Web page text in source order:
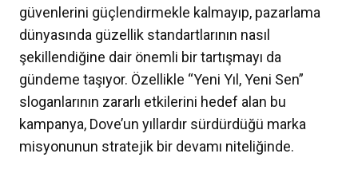
güvenlerini güçlendirmekle kalmayıp, pazarlama
dünyasında güzellik standartlarının nasıl
şekillendiğine dair önemli bir tartışmayı da
gündeme taşıyor. Özellikle “Yeni Yıl, Yeni Sen”
sloganlarının zararlı etkilerini hedef alan bu
kampanya, Dove’un yıllardır sürdürdüğü marka
misyonunun stratejik bir devamı niteliğinde.